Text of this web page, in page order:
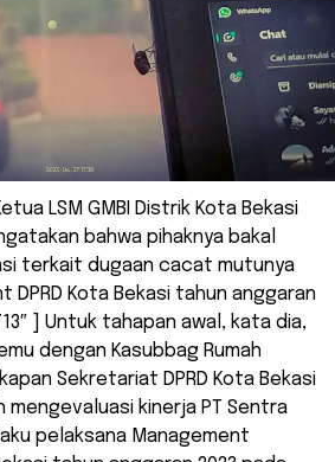
Ketua LSM GMBI Distrik Kota Bekasi
bahwa pihaknya bakal
terkait dugaan cacat mutunya
DPRD Kota Bekasi tahun anggaran
] Untuk tahapan awal, kata dia,
dengan Kasubbag Rumah
Sekretariat DPRD Kota Bekasi
mengevaluasi kinerja PT Sentra
pelaksana Management